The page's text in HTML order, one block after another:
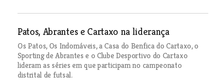
Patos, Abrantes e Cartaxo na liderança
Os Patos, Os Indomáveis, a Casa do Benfica do Cartaxo, o
Sporting de Abrantes e o Clube Desportivo do Cartaxo
lideram as séries em que participam no campeonato
distrital de futsal.